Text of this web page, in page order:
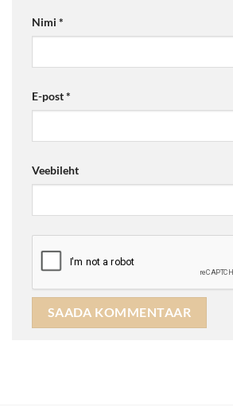
Nimi *
E-post*
Veebileht